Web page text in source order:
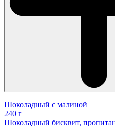
Шоколадный с малиной
240 г
Шоколадный бисквит,